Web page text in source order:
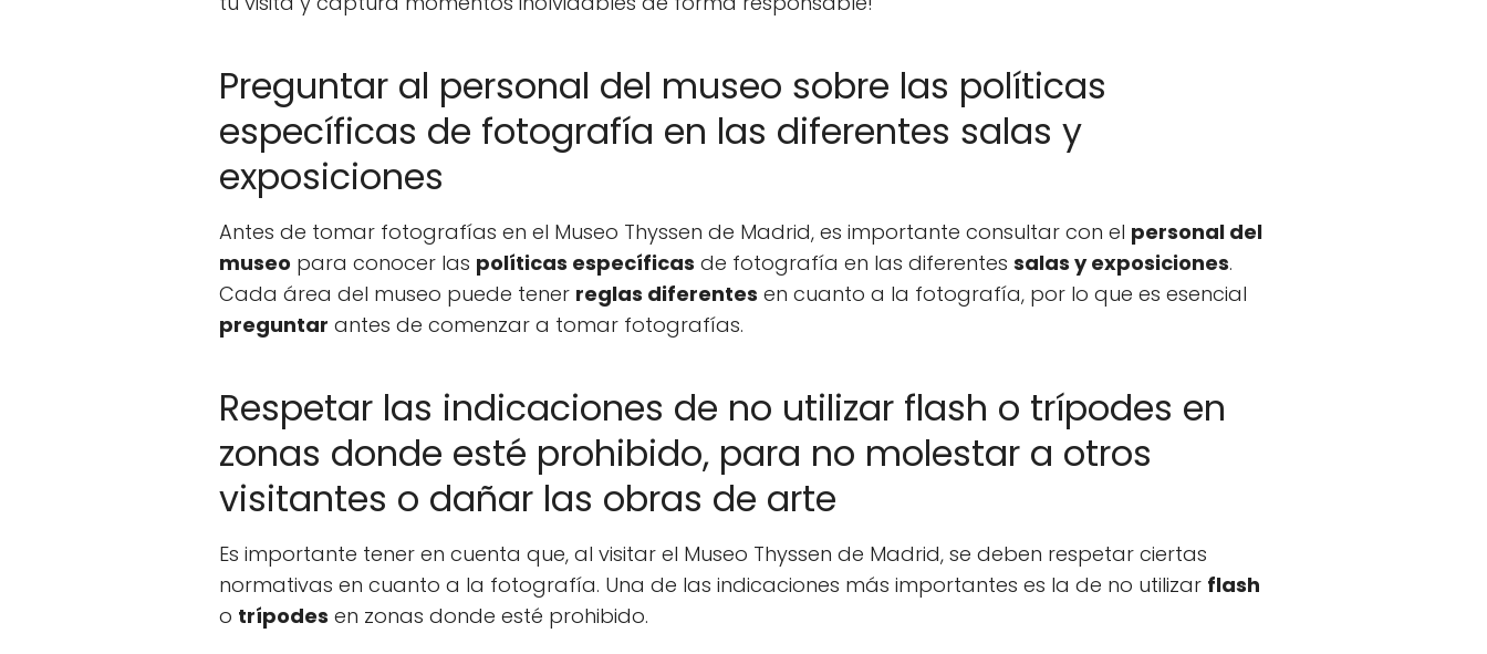
Preguntar al personal del museo sobre las políticas
específicas de fotografía en las diferentes salas y
exposiciones
Antes de tomar fotografías en el Museo Thyssen de Madrid, es importante consultar con el personal del
museo para conocer las políticas específicas de fotografía en las diferentes salas y exposiciones.
Cada área del museo puede tener reglas diferentes en cuanto a la fotografía, por lo que es esencial
preguntar antes de comenzar a tomar fotografías.
Respetar las indicaciones de no utilizar flash o trípodes en
zonas donde esté prohibido, para no molestar a otros
visitantes o dañar las obras de arte
Es importante tener en cuenta que, al visitar el Museo Thyssen de Madrid, se deben respetar ciertas
normativas en cuanto a la fotografía. Una de las indicaciones más importantes es la de no utilizar flash
o trípodes en zonas donde esté prohibido.